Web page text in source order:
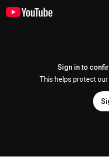
Sign in to
This helps protect